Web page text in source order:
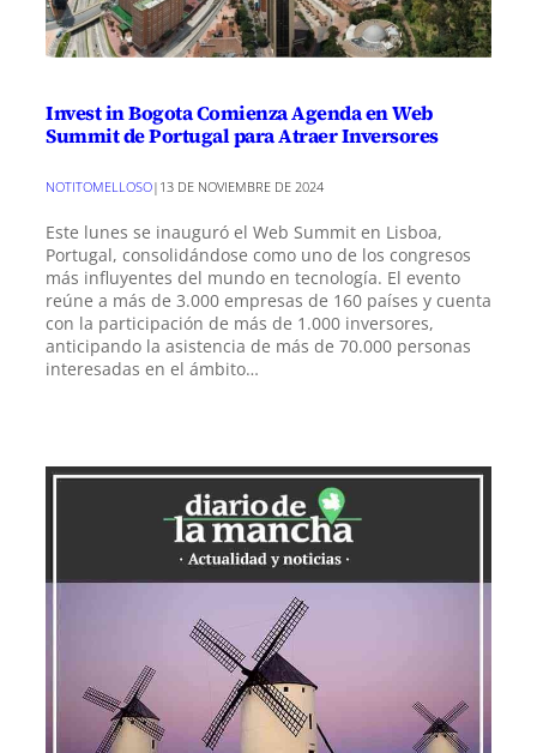
Invest in Bogota Comienza Agenda en Web
Summit de Portugal para Atraer Inversores
NOTITOMELLOSO| 13 DE NOVIEMBRE DE 2024
Este lunes se inauguró el Web Summit en Lisboa,
Portugal, consolidándose como uno de los congresos
más influyentes del mundo en tecnología. El evento
reúne a más de 3.000 empresas de 160 países y cuenta
con la participación de más de 1.000 inversores,
anticipando la asistencia de más de 70.000 personas
interesadas en el ámbito…